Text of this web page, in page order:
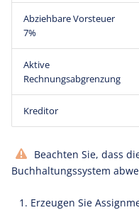
Abziehbare Vorsteuer
7%
Aktive
Rechnungsabgrenzung
Kreditor
Beachten Sie, dass
Buchhaltungssystem
Erzeugen Sie